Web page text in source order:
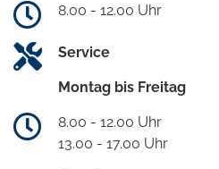
8.00 - 12.00 Uhr
Service
Montag bis Freitag
8.00 - 12.00 Uhr
13.00 - 17.00 Uhr